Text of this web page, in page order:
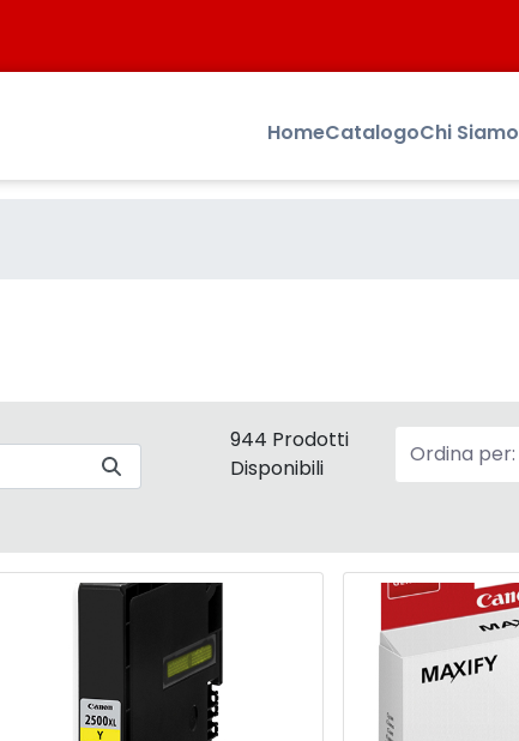
HomeCatalogoChi Siamo
944 Prodotti
Disponibili
Ordina per: